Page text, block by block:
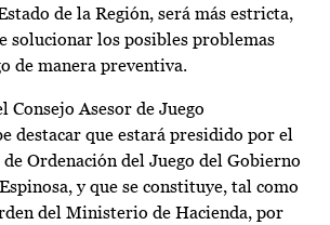
de la Región, será más estricta,
solucionar los posibles problemas
de manera preventiva.
Consejo Asesor de Juego
destacar que estará presidido por el
Ordenación del Juego del Gobierno
y que se constituye, tal como
del Ministerio de Hacienda, por